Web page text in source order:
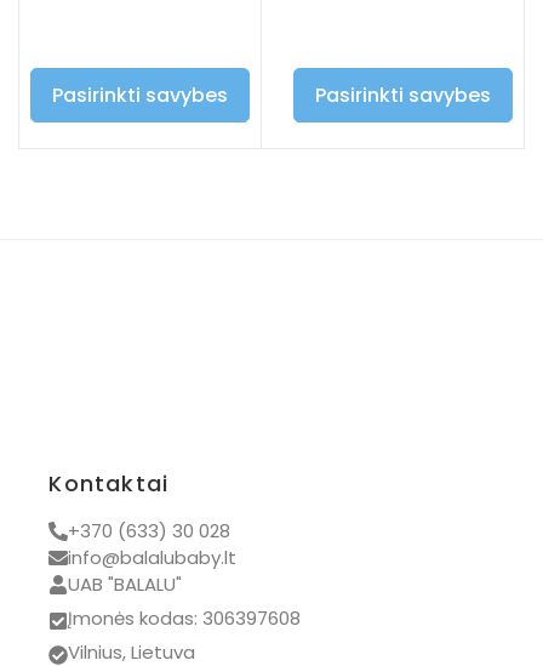
Pasirinkti savybes Pasirinkti savybes
Kontaktai
+370 (633) 30 028
info@balalubaby.lt
UAB "BALALU"
Įmonės kodas: 306397608
Vilnius, Lietuva